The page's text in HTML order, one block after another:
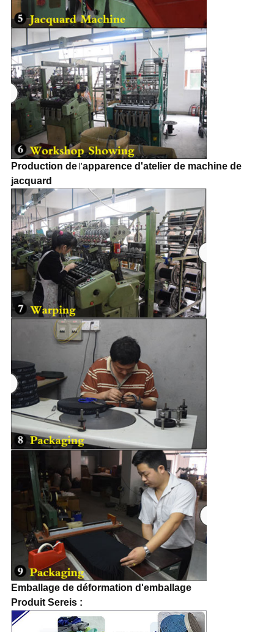
Production del'apparence d'atelier de machine de
jacquard
Emballage de déformation d'emballage
Produit Sereis :